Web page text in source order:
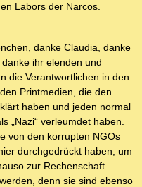
Labors der Narcos.
danke Claudia, danke
ihr elenden und
die Verantwortlichen in den
Printmedien, die den
haben und jeden normal
„Nazi“ verleumdet haben.
von den korrupten NGOs
durchgedrückt haben, um
zur Rechenschaft
denn sie sind ebenso